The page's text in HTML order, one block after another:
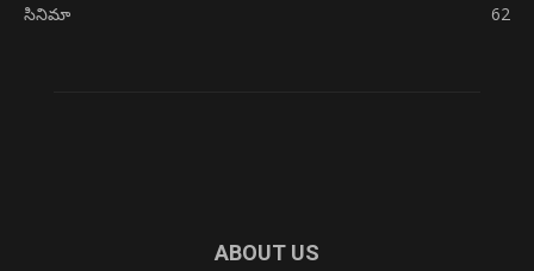
సినిమా
62
ABOUT US